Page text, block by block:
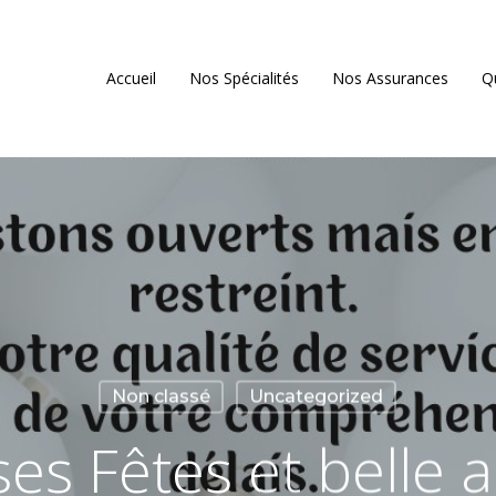
Accueil Nos Spécialités Nos Assurances
Non classé Uncategorized
Fêtes et belle